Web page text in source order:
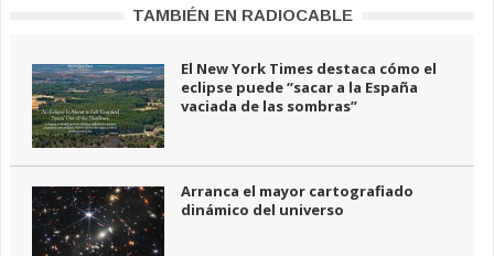
TAMBIÉN EN RADIOCABLE
El New York Times destaca cómo el
eclipse puede “sacar a la España
vaciada de las sombras”
Arranca el mayor cartografiado
dinámico del universo